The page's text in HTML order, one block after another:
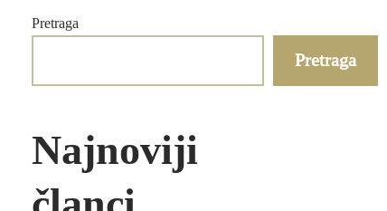
Pretraga
Pretraga
Najnoviji